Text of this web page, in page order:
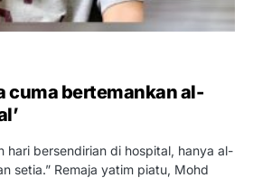
cuma bertemankan al-
hari bersendirian di hospital, hanya al-
setia.” Remaja yatim piatu, Mohd